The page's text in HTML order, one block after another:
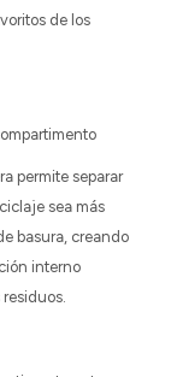
de los
permite separar
sea más
basura, creando
interno